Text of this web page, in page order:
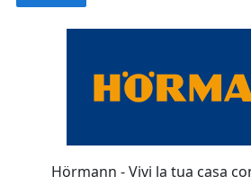
Hörmann - Vivi la tua casa